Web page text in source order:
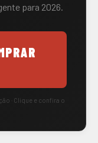
para 2026.
· Clique e confira o